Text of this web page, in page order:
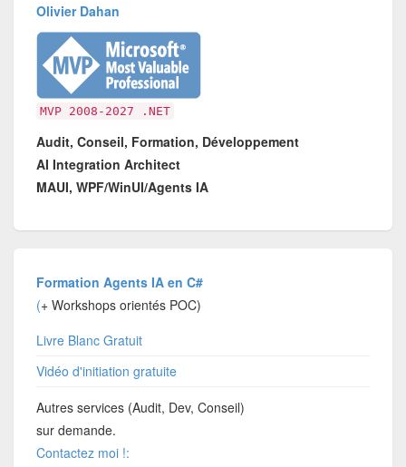
Olivier Dahan
MVP 2008-2027 .NET
Audit, Conseil, Formation, Développement
AI Integration Architect
MAUI, WPF/WinUI/Agents IA
Formation Agents IA en C#
(+ Workshops orientés POC)
Livre Blanc Gratuit
Vidéo d'initiation gratuite
Autres services (Audit, Dev, Conseil)
sur demande.
Contactez moi !: